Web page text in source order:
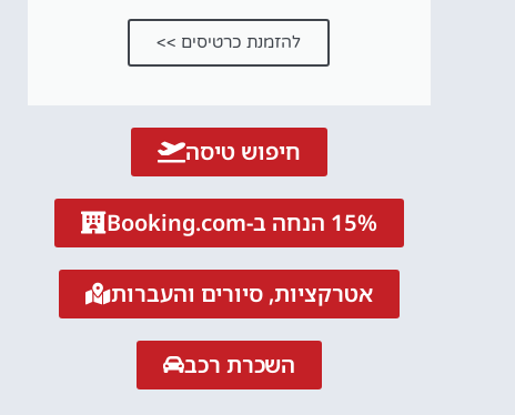
להזמנת כרטיסים >>
חיפוש טיסה
15% הנחה ב-Booking.com
אטרקציות, סיורים והעברות
השכרת רכב